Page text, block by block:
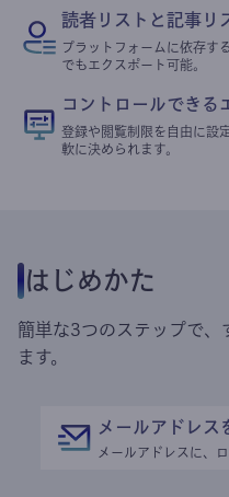
読者リストと記事リ
プラットフォームに依存す
でもエクスポート可能。
コントロールできる
登録や閲覧制限を自由に設
軟に決められます。
はじめかた
簡単な3つのステップで、
ます。
メールアドレス
メールアドレスに、